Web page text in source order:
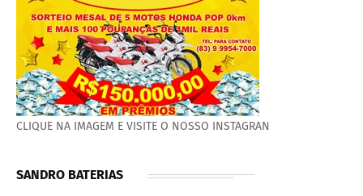
CLIQUE NA IMAGEM E VISITE O NOSSO INSTAGRAN
SANDRO BATERIAS